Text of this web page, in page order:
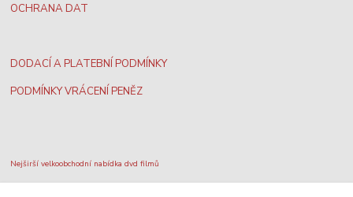
OCHRANA DAT
DODACÍ A PLATEBNÍ PODMÍNKY
PODMÍNKY VRÁCENÍ PENĚZ
Nejširší velkoobchodní nabídka dvd filmů